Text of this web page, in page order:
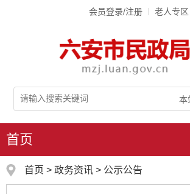
会员登录/注册 老人专区
首页
首页 > 政务资讯 > 公示公告